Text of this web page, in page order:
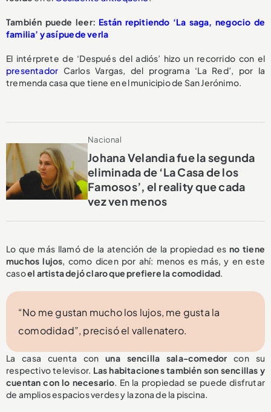
También puede leer: Están repitiendo ‘La saga, negocio de
familia’ y así puede verla
El intérprete de ‘Después del adiós’ hizo un recorrido con el
presentador Carlos Vargas, del programa ‘La Red’, por la
tremenda casa que tiene en el municipio de San Jerónimo.
Nacional
Johana Velandia fue la segunda
eliminada de ‘La Casa de los
Famosos’, el reality que cada
vez ven menos
Lo que más llamó de la atención de la propiedad es no tiene
muchos lujos, como dicen por ahí: menos es más, y en este
casoel artista dejó claro que prefiere la comodidad.
“No me gustan mucho los lujos, me gusta la
comodidad”, precisó el vallenatero.
La casa cuenta conuna sencilla sala-comedor con su
respectivo televisor. Las habitaciones también son sencillas y
cuentan con lo necesario. En la propiedad se puede disfrutar
de amplios espacios verdes y la zona de la piscina.